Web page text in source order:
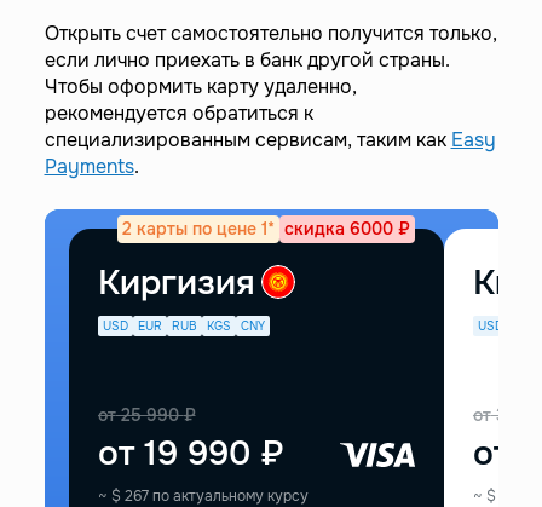
Открыть счет самостоятельно получится только,
если лично приехать в банк другой страны.
Чтобы оформить карту удаленно,
рекомендуется обратиться к
специализированным сервисам, таким как Easy
Payments.
2 карты по цене 1* скидка 6000 ₽
Киргизия
USD EUR RUB KGS CNY
от25 990₽
от19 990 ₽
~ $ 267по актуальному курсу
USD
от33
от
~ $